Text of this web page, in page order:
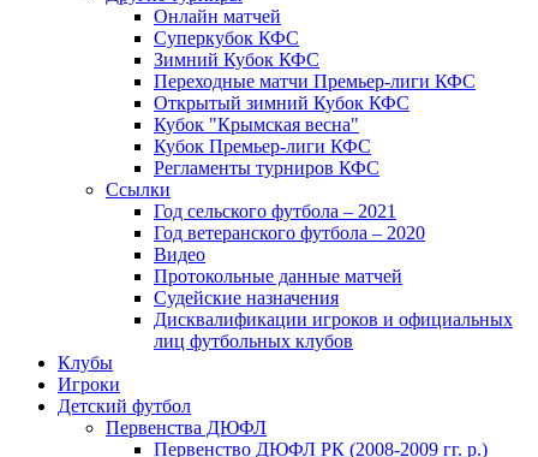
Онлайн матчей
Суперкубок КФС
Зимний Кубок КФС
Переходные матчи Премьер-лиги КФС
Открытый зимний Кубок КФС
Кубок "Крымская весна"
Кубок Премьер-лиги КФС
Регламенты турниров КФС
Ссылки
Год сельского футбола – 2021
Год ветеранского футбола – 2020
Видео
Протокольные данные матчей
Судейские назначения
Дисквалификации игроков и официальных
лиц футбольных клубов
Клубы
Игроки
Детский футбол
Первенства ДЮФЛ
Первенство ДЮФЛ РК (2008-2009 гг. р.)